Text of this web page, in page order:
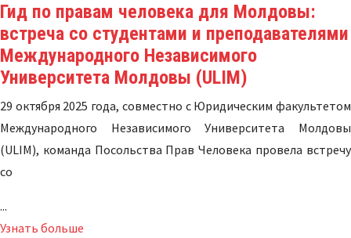
Гид по правам человека для Молдовы:
встреча со студентами и преподавателями
Международного Независимого
Университета Молдовы (ULIM)
29 октября 2025 года, совместно с Юридическим факультетом
Международного Независимого Университета Молдовы
(ULIM), команда Посольства Прав Человека провела встречу
со
...
Узнать больше